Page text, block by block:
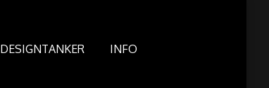
DESIGNTANKER INFO